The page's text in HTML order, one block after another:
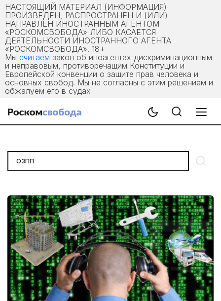
НАСТОЯЩИЙ МАТЕРИАЛ (ИНФОРМАЦИЯ)
ПРОИЗВЕДЕН, РАСПРОСТРАНЕН И (ИЛИ)
НАПРАВЛЕН ИНОСТРАННЫМ АГЕНТОМ
«РОСКОМСВОБОДА» ЛИБО КАСАЕТСЯ
ДЕЯТЕЛЬНОСТИ ИНОСТРАННОГО АГЕНТА
«РОСКОМСВОБОДА». 18+
Мы считаем закон об иноагентах дискриминационным
и неправовым, противоречащим Конституции и
Европейской конвенции о защите прав человека и
основных свобод. Мы не согласны с этим решением и
обжалуем его в судах